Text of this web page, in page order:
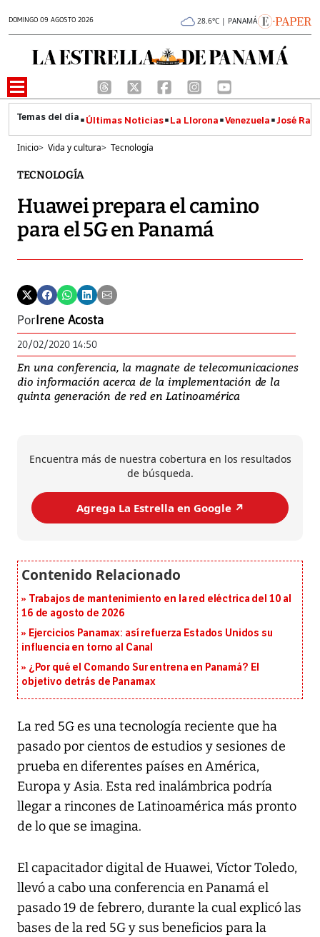
DOMINGO 09 AGOSTO 2026 28.6°C | PANAMÁ
Últimas Noticias La Llorona Venezuela José
Inicio> Vida y cultura> Tecnología
TECNOLOGÍA
Huawei prepara el camino
para el 5G en Panamá
PorIrene Acosta
20/02/2020 14:50
En una conferencia, la magnate de telecomunicaciones
dio información acerca de la implementación de la
quinta generación de red en Latinoamérica
Encuentra más de nuestra cobertura en los resultados
de búsqueda.
Agrega La Estrella en Google ↗️
Trabajos de mantenimiento en la red eléctrica del 10 al
16 de agosto de 2026
Ejercicios Panamax: así refuerza Estados Unidos su
influencia en torno al Canal
¿Por qué el Comando Sur entrena en Panamá? El
objetivo detrás de Panamax
La red 5G es una tecnología reciente que ha
pasado por cientos de estudios y sesiones de
prueba en diferentes países en América,
Europa y Asia. Esta red inalámbrica podría
llegar a rincones de Latinoamérica más pronto
de lo que se imagina.
El capacitador digital de Huawei, Víctor Toledo,
llevó a cabo una conferencia en Panamá el
pasado 19 de febrero, durante la cual explicó las
bases de la red 5G y sus beneficios para la